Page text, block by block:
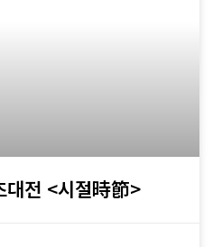
전 <시절時節>